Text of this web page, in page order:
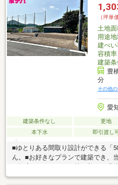
（坪単
土地
用途
建ぺ
容積率
建築
豊
分
その他
愛
建築条件なし 更地
本下水
即引渡し
■ゆとりある間取り設計ができる「
ん。■お好きなプランで建築でき、
現の森」まで徒歩6分